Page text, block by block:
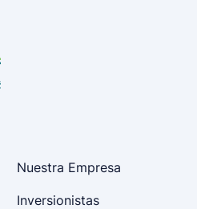
Nuestra Empresa
Inversionistas